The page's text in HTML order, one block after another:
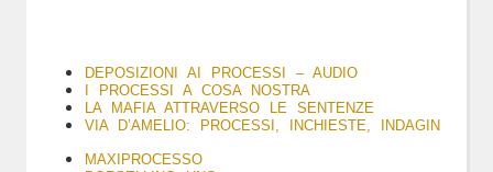
DEPOSIZIONI AI PROCESSI – AUDIO
I PROCESSI A COSA NOSTRA
LA MAFIA ATTRAVERSO LE SENTENZE
VIA D’AMELIO: PROCESSI, INCHIESTE, INDAGIN
MAXIPROCESSO